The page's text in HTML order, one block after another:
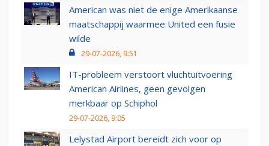
American was niet de enige Amerikaanse
maatschappij waarmee United een fusie
wilde
29-07-2026, 9:51
IT-probleem verstoort vluchtuitvoering
American Airlines, geen gevolgen
merkbaar op Schiphol
29-07-2026, 9:05
Lelystad Airport bereidt zich voor op